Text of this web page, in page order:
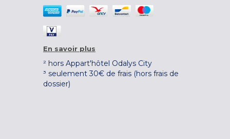
En savoir plus
² hors Appart'hôtel Odalys City
³ seulement 30€ de frais (hors frais de
dossier)